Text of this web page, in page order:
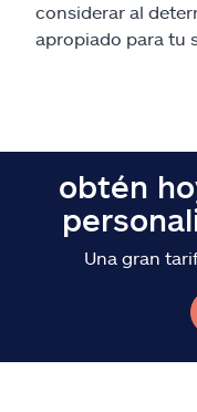
considerar al
apropiado para tu
obtén
Una gran